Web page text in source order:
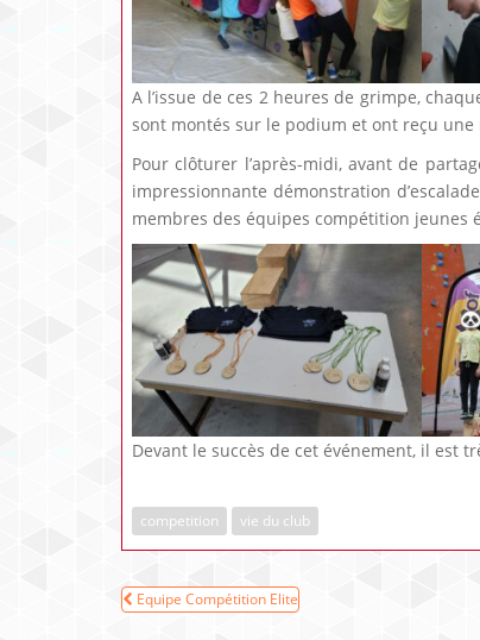
A l’issue de ces 2 heures de grimpe,
sont montés sur le podium et ont reçu une
Pour clôturer l’après-midi, avant de
impressionnante démonstration
membres des équipes compétition jeunes
Devant le succès de cet événement, il est
competition vie du club
Navigation
Equipe Compétition Elite